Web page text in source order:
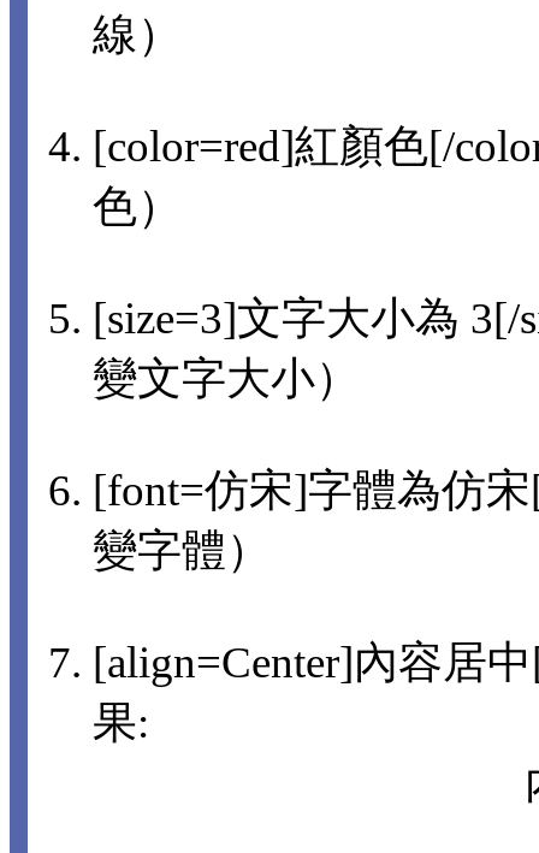
線）
[color=red]紅顏色[/
色）
[size=3]文字大小為
變文字大小）
[font=仿宋]字體為仿
變字體）
[align=Center]內容居
果: